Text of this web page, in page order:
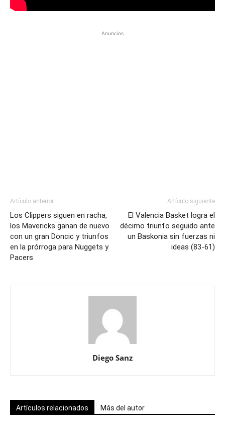
Anuncios
Artículo anterior
Los Clippers siguen en racha,
los Mavericks ganan de nuevo
con un gran Doncic y triunfos
en la prórroga para Nuggets y
Pacers
Artículo siguiente
El Valencia Basket logra el
décimo triunfo seguido ante
un Baskonia sin fuerzas ni
ideas (83-61)
Diego Sanz
Artículos relacionados Más del autor